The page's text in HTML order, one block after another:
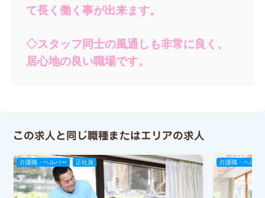
て長く働く事が出来ます。
◇スタッフ同士の風通しも非常に良く、
居心地の良い職場です。
この求人と同じ職種またはエリアの求人
介護職・ヘルパー 正社員 介護職・ヘルパ